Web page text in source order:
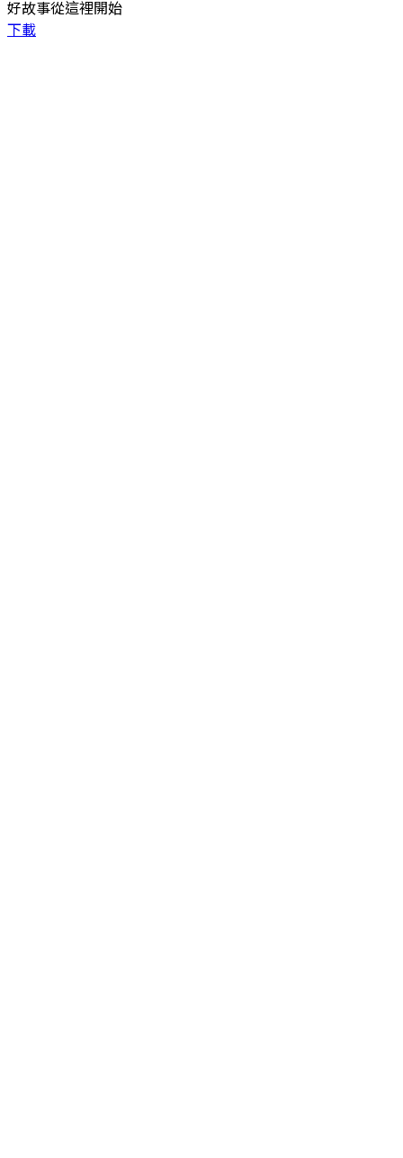
好故事從這裡開始
下載